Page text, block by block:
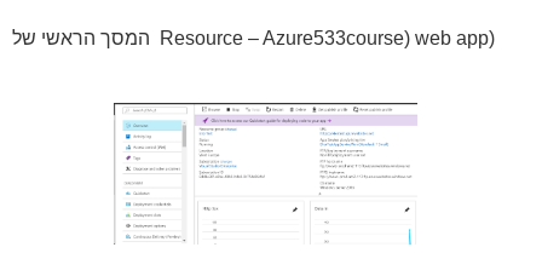
המסך הראשי של Resource – Azure533course) web app)